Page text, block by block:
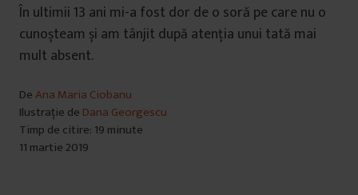
În ultimii 13 ani mi-a fost dor de o soră pe care nu o
cunoșteam și am tânjit după atenția unui tată mai
mult absent.
DeAna Maria Ciobanu
Ilustrație de Dana Georgescu
Timp de citire: 19 minute
11 martie 2019